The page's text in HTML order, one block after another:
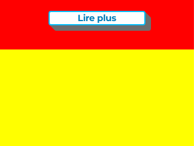
Lire plus